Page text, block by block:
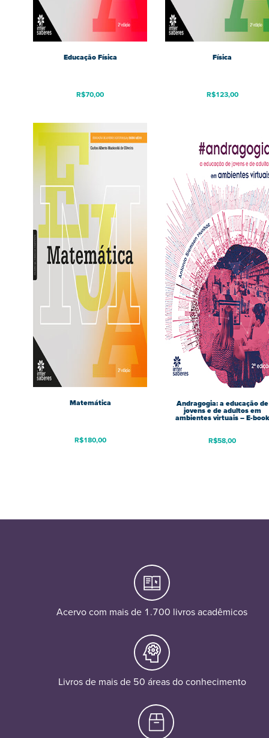
Educação Física
R$70,00
Física
R$123,00
Matemática
R$180,00
Andragogia: a educação de
jovens e de adultos em
ambientes virtuais – E-book
R$58,00
Acervo com mais de 1.700 livros acadêmicos
Livros de mais de 50 áreas do conhecimento